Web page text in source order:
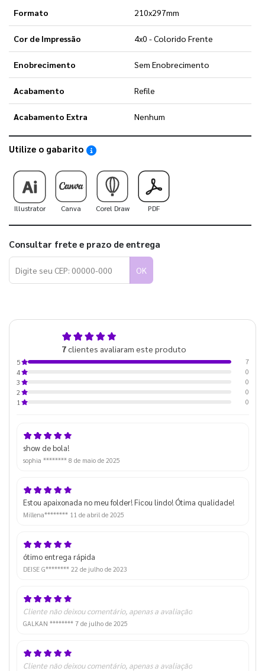
Formato 210x297mm
Cor de Impressão 4x0 - Colorido Frente
Enobrecimento Sem Enobrecimento
Acabamento Refile
Acabamento Extra Nenhum
Utilize o gabarito Saiba como utilizar os nossos gabaritos
Illustrator Canva Corel Draw PDF
Consultar frete e prazo de entrega
OK
7clientes avaliaram este produto
5
7
4
0
3
0
2
0
1
0
show de bola!
sophia ******** 8 de maio de 2025
Estou apaixonada no meu folder! Ficou lindo! Ótima qualidade!
Millena******** 11 de abril de 2025
ótimo entrega rápida
DEISE G******** 22 de julho de 2023
Cliente não deixou comentário, apenas a avaliação
GALKAN ******** 7 de julho de 2025
Cliente não deixou comentário, apenas a avaliação